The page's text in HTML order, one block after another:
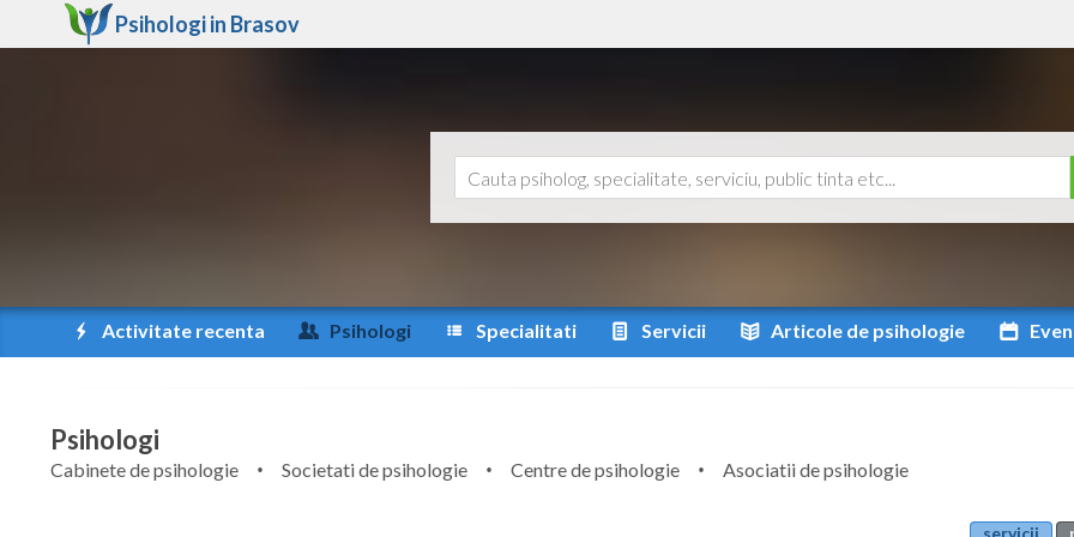
Psihologi in Brasov
Activitate recenta Psihologi Specialitati Servicii Articole de psihologie
Psihologi
Cabinete de psihologie Societati de psihologie Centre de psihologie
Asociatii de psihologie
servicii